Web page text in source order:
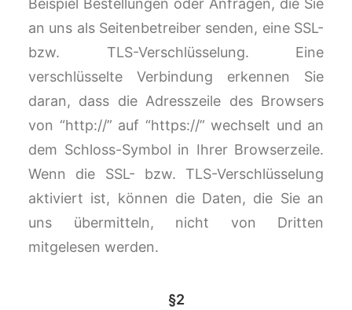
Beispiel Bestellungen oder Anfragen, die Sie
an uns als Seitenbetreiber senden, eine SSL-
bzw. TLS-Verschlüsselung. Eine
verschlüsselte Verbindung erkennen Sie
daran, dass die Adresszeile des Browsers
von “http://” auf “https://” wechselt und an
dem Schloss-Symbol in Ihrer Browserzeile.
Wenn die SSL- bzw. TLS-Verschlüsselung
aktiviert ist, können die Daten, die Sie an
uns übermitteln, nicht von Dritten
mitgelesen werden.
§2